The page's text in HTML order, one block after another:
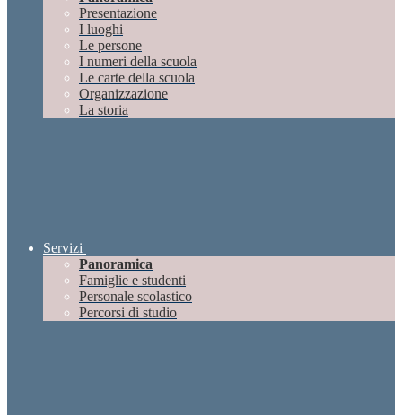
Presentazione
I luoghi
Le persone
I numeri della scuola
Le carte della scuola
Organizzazione
La storia
Servizi
Panoramica
Famiglie e studenti
Personale scolastico
Percorsi di studio